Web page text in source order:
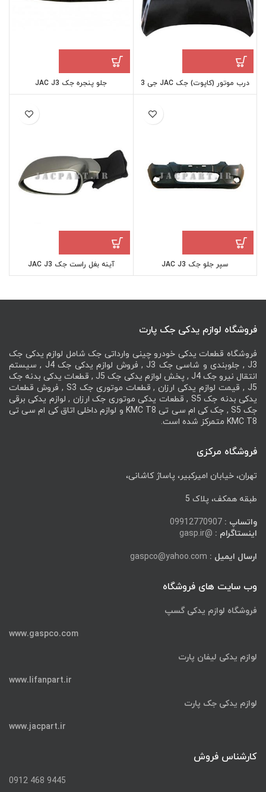
درب موتور (کاپوت) جک JAC جی 3 جلو پنجره جک JAC J3
سپر جلو جک JAC J3 آینه بغل راست جک JAC J3
فروشگاه لوازم یدکی جک پارت
فروشگاه قطعات یدکی خودرو چینی وارداتی جک شامل لوازم یدکی جک
J3 , جلوبندی و شاسی جک J3 , فروش لوازم یدکی جک J4 , سیستم
انتقال نیرو جک J4 , پخش لوازم یدکی جک J5 , قطعات یدکی بدنه جک
J5 , قیمت لوازم یدکی ارزان , قطعات موتوری جک S3 , فروش قطعات
یدکی بدنه جک S5 , قطعات یدکی موتوری جک ارزان , لوازم یدکی برقی
جک S5 , جک کی ام سی تی KMC T8 و لوازم داخلی اتاق کی ام سی تی
KMC T8 متمرکز شده است.
فروشگاه مرکزی
تهران، خیابان امیرکبیر، پاساژ کاشانی،
طبقه همکف، پلاک 5
واتساپ : 09912770907
اینستاگرام : @gasp.ir
ارسال ایمیل : gaspco@yahoo.com
وب سایت های فروشگاه
فروشگاه لوازم یدکی گسپ
www.gaspco.com
لوازم یدکی لیفان پارت
www.lifanpart.ir
لوازم یدکی جک پارت
www.jacpart.ir
کارشناس فروش
9445 468 0912